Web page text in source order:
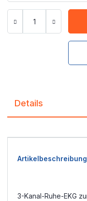
Details
Artikelbeschreibung
3-Kanal-Ruhe-EKG